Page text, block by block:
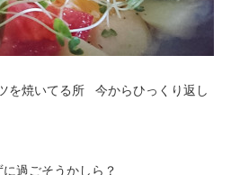
を焼いてる所 今からひっくり返し
過ごそうかしら？